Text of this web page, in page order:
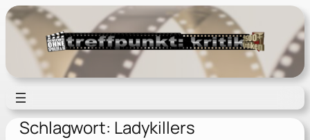
Zum
Inhalt
springen
Schlagwort: Ladykillers